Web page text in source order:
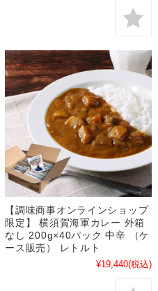
【調味商事オンラインショップ
限定】 横須賀海軍カレー 外箱
なし 200g×40パック 中辛 （ケ
ース販売） レトルト
¥19,440(税込)